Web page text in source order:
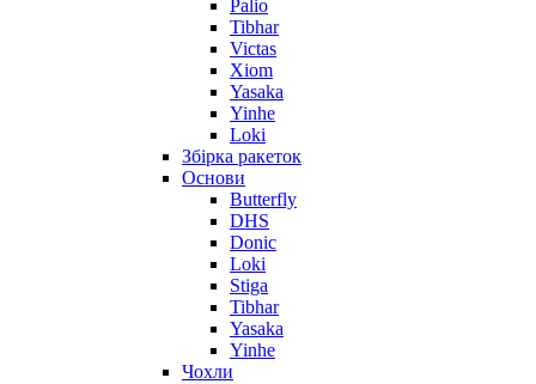
Palio
Tibhar
Victas
Xiom
Yasaka
Yinhe
Loki
Збірка ракеток
Основи
Butterfly
DHS
Donic
Loki
Stiga
Tibhar
Yasaka
Yinhe
Чохли